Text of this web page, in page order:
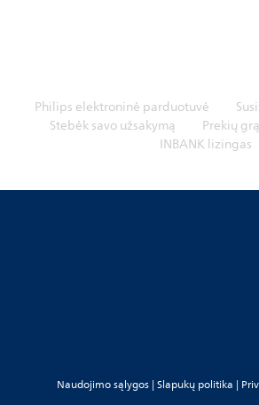
Philips elektroninė parduotuvė
Stebėk savo užsakymą
Prekių
INBANK lizingas
Naudojimo sąlygos|Slapukų politika |